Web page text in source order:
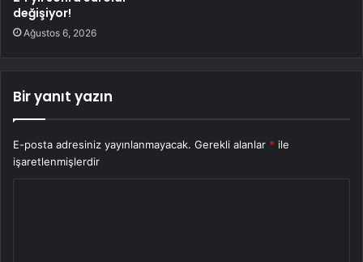
değişiyor!
Ağustos 6, 2026
Bir yanıt yazın
E-posta adresiniz yayınlanmayacak. Gerekli alanlar * ile
işaretlenmişlerdir